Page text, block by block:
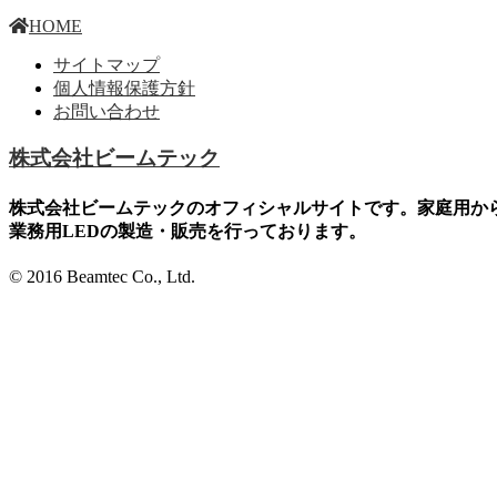
HOME
サイトマップ
個人情報保護方針
お問い合わせ
株式会社ビームテック
株式会社ビームテックのオフィシャルサイトです。家庭用か
業務用LEDの製造・販売を行っております。
© 2016 Beamtec Co., Ltd.